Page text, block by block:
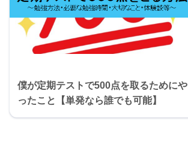
僕が定期テストで500点を取るためにや
ったこと【単発なら誰でも可能】